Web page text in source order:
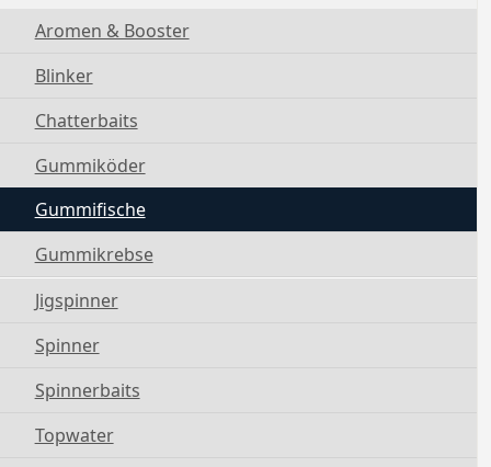
Aromen & Booster
Blinker
Chatterbaits
Gummiköder
Gummifische
Gummikrebse
Jigspinner
Spinner
Spinnerbaits
Topwater